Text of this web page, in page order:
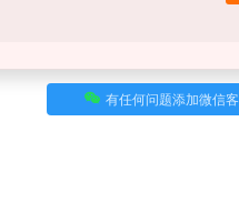
有任何问题添加微信